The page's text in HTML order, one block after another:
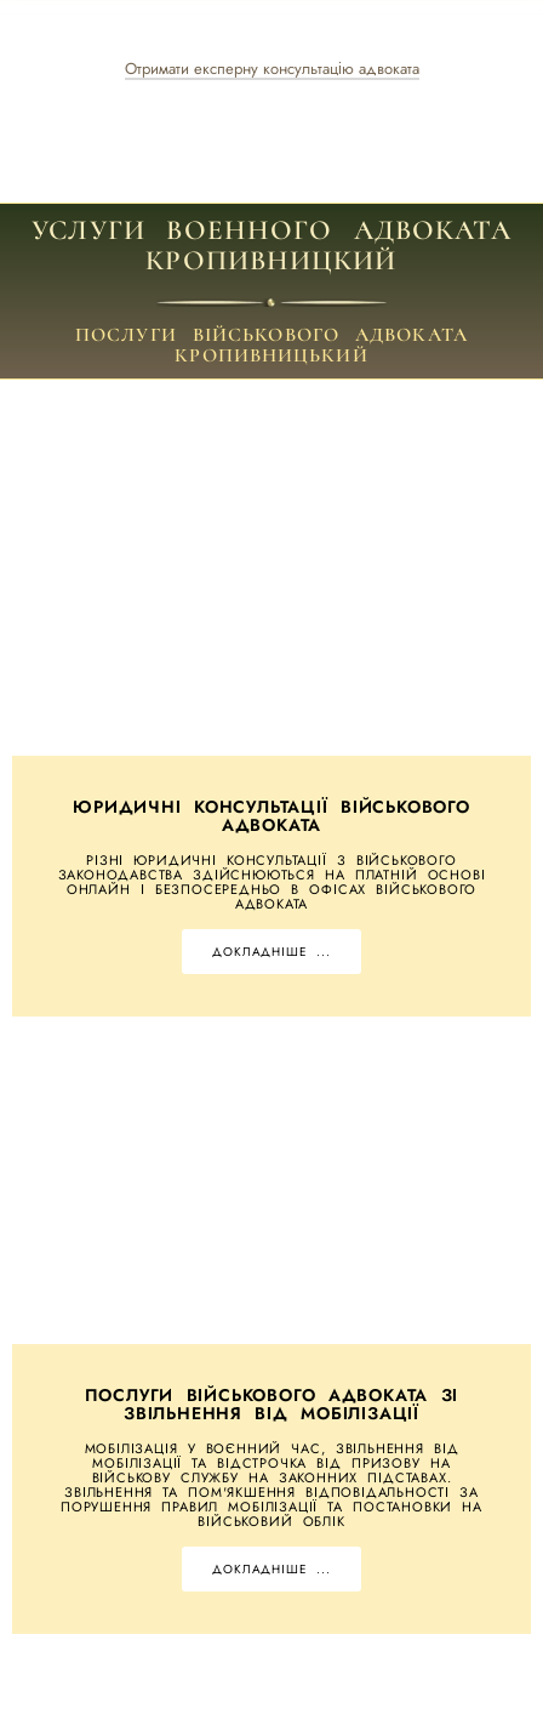
Отримати експерну консультацію адвоката
УСЛУГИ ВОЕННОГО АДВОКАТА
КРОПИВНИЦКИЙ
ПОСЛУГИ ВІЙСЬКОВОГО АДВОКАТА
КРОПИВНИЦЬКИЙ
ЮРИДИЧНІ КОНСУЛЬТАЦІЇ ВІЙСЬКОВОГО
АДВОКАТА
РІЗНІ ЮРИДИЧНІ КОНСУЛЬТАЦІЇ З ВІЙСЬКОВОГО
ЗАКОНОДАВСТВА ЗДІЙСНЮЮТЬСЯ НА ПЛАТНІЙ ОСНОВІ
ОНЛАЙН І БЕЗПОСЕРЕДНЬО В ОФІСАХ ВІЙСЬКОВОГО
АДВОКАТА
ДОКЛАДНІШЕ ...
ПОСЛУГИ ВІЙСЬКОВОГО АДВОКАТА ЗІ
ЗВІЛЬНЕННЯ ВІД МОБІЛІЗАЦІЇ
МОБІЛІЗАЦІЯ У ВОЄННИЙ ЧАС, ЗВІЛЬНЕННЯ ВІД
МОБІЛІЗАЦІЇ ТА ВІДСТРОЧКА ВІД ПРИЗОВУ НА
ВІЙСЬКОВУ СЛУЖБУ НА ЗАКОННИХ ПІДСТАВАХ.
ЗВІЛЬНЕННЯ ТА ПОМ'ЯКШЕННЯ ВІДПОВІДАЛЬНОСТІ ЗА
ПОРУШЕННЯ ПРАВИЛ МОБІЛІЗАЦІЇ ТА ПОСТАНОВКИ НА
ВІЙСЬКОВИЙ ОБЛІК
ДОКЛАДНІШЕ ...